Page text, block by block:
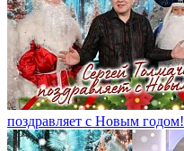
поздравляет с Новым годом!